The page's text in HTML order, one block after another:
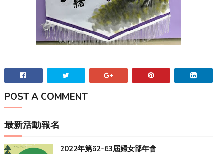
POST A COMMENT
最新活動報名
2022年第62-63屆婦女部年會